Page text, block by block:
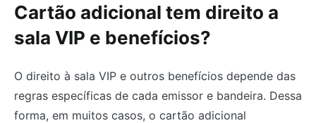
Cartão adicional tem direito a
sala VIP e benefícios?
O direito à sala VIP e outros benefícios depende das
regras específicas de cada emissor e bandeira. Dessa
forma, em muitos casos, o cartão adicional